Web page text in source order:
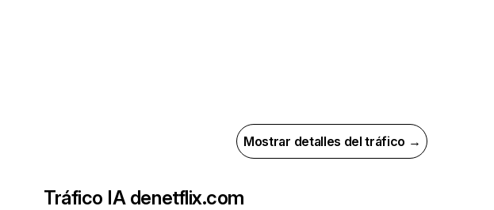
Mostrar detalles del tráfico →
Tráfico IA denetflix.com